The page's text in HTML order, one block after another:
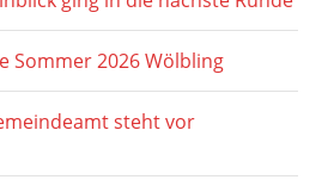
Sommer 2026 Wölbling
steht vor